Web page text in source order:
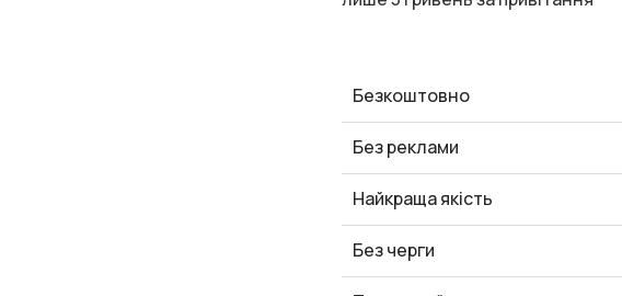
Безкоштовно
Без реклами
Найкраща якість
Без черги